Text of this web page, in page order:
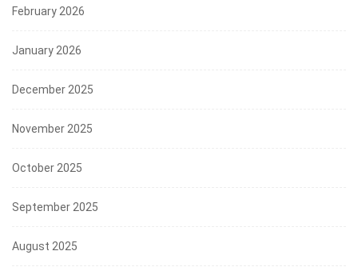
February 2026
January 2026
December 2025
November 2025
October 2025
September 2025
August 2025